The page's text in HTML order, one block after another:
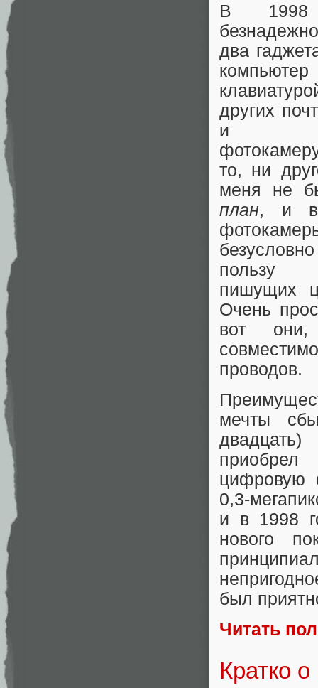
В
два
других
и
то, ни
меня не
план, и в
пользу
пишущих
Очень
вот они,
проводов.
мечты
приобрел
цифровую
0,3-
и в 1998
нового
был
Читать
Кратко